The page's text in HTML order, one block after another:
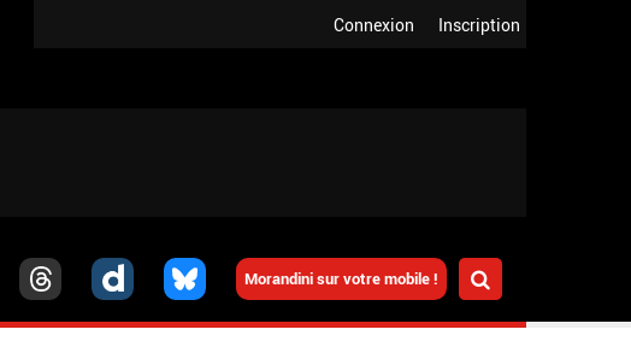
Inscription
Connexion
Morandini sur votre mobile !